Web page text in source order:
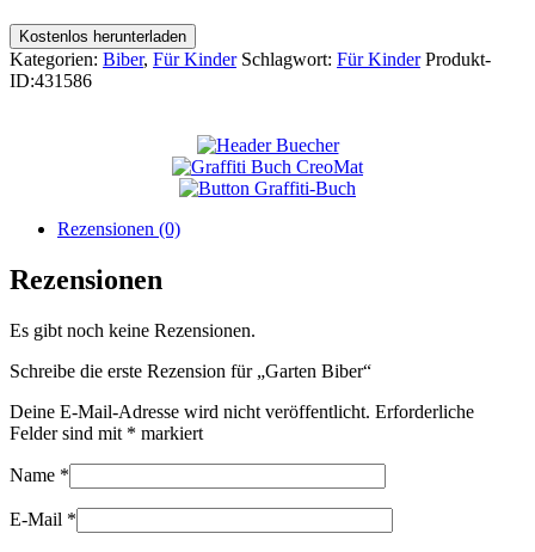
Kostenlos herunterladen
Kategorien: Biber, Für Kinder Schlagwort: Für Kinder Produkt-
ID:431586
Rezensionen (0)
Rezensionen
Es gibt noch keine Rezensionen.
Schreibe die erste Rezension für „Garten Biber“
Deine E-Mail-Adresse wird nicht veröffentlicht. Erforderliche
Felder sind mit * markiert
Name *
E-Mail *